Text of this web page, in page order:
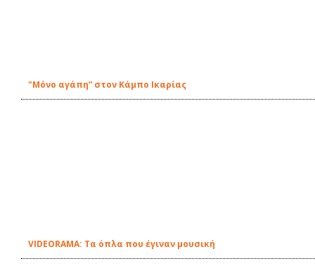
"Μόνο αγάπη” στον Κάμπο Ικαρίας
VIDEORAMA: Τα όπλα που έγιναν μουσική